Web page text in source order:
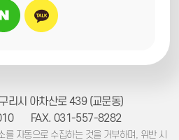
리시 아차산로 439 (교문동)
FAX. 031-557-8282
를 자동으로 수집하는 것을 거부하며, 위반 시